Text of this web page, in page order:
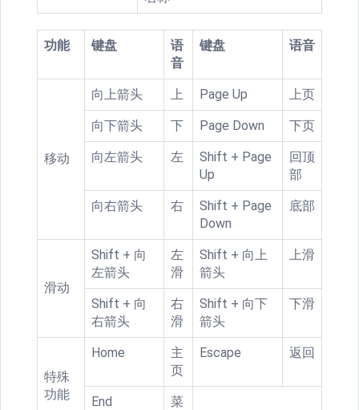
功能 键盘
语
音
键盘 语音
移动
向上箭头 上 Page Up 上页
向下箭头 下 Page Down 下页
向左箭头 左
Shift + Page
Up
回顶
部
向右箭头 右
Shift + Page
Down
底部
滑动
Shift + 向
左箭头
左
滑
Shift + 向上
箭头
上滑
Shift + 向
右箭头
右
滑
Shift + 向下
箭头
下滑
特殊
功能
Home
主
页
Escape 返回
End
菜